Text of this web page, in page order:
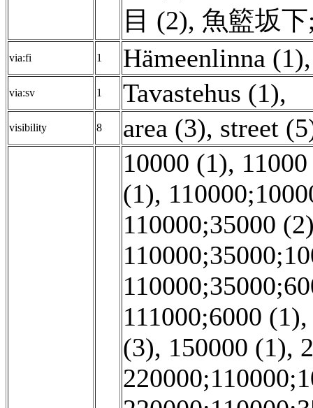
目 (2), 魚籃坂
via:fi 1 Hämeenlinna (1),
via:sv 1 Tavastehus (1),
visibility 8 area (3), street
10000 (1),
(1),
110000;35000
111000;6000 (1)
(3), 150000 (1),